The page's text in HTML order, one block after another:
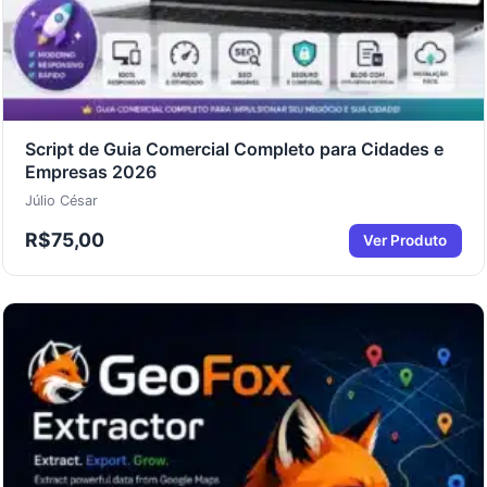
Script de Guia Comercial Completo para Cidades e
Empresas 2026
Júlio César
R$75,00 Ver Produto